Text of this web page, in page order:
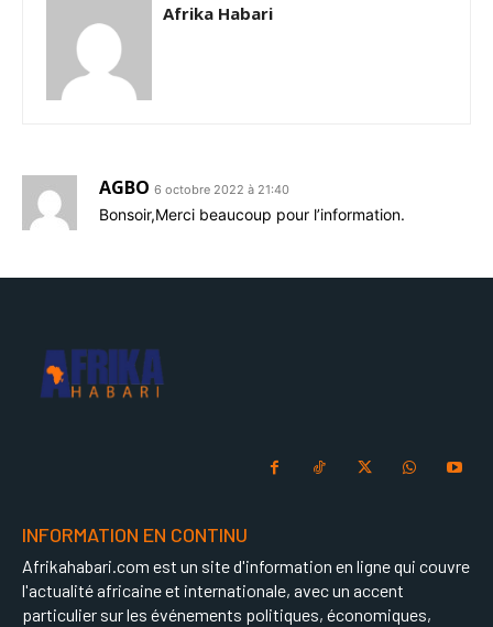
Afrika Habari
AGBO 6 octobre 2022 à 21:40
Bonsoir,Merci beaucoup pour l’information.
INFORMATION EN CONTINU
Afrikahabari.com est un site d'information en ligne qui couvre
l'actualité africaine et internationale, avec un accent
particulier sur les événements politiques, économiques,